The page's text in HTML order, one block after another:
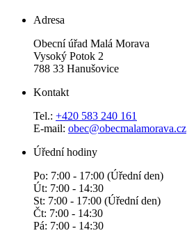
Adresa
Obecní úřad Malá Morava
Vysoký Potok 2
788 33 Hanušovice
Kontakt
Tel.: +420 583 240 161
E-mail: obec@obecmalamorava.cz
Úřední hodiny
Po: 7:00 - 17:00 (Úřední den)
Út: 7:00 - 14:30
St: 7:00 - 17:00 (Úřední den)
Čt: 7:00 - 14:30
Pá: 7:00 - 14:30